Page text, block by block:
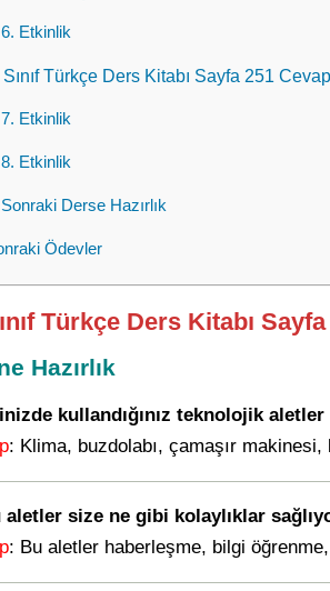
6. Etkinlik
Türkçe Ders Kitabı Sayfa 251
7. Etkinlik
8. Etkinlik
Sonraki Derse Hazırlık
Ödevler
Türkçe Ders Kitabı
Hazırlık
kullandığınız teknolojik
: Klima, buzdolabı, çamaşır
aletler size ne gibi kolaylıklar
: Bu aletler haberleşme, bilgi